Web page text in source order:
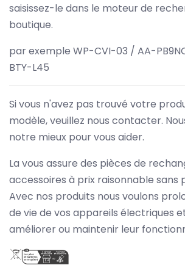
saisissez-le dans le moteur de
boutique.
par exemple WP-CVI-03 / AA-
BTY-L45
Si vous n'avez pas trouvé votre
modèle, veuillez nous contacter.
notre mieux pour vous aider.
La vous assure des pièces de
accessoires à prix raisonnable sans
Avec nos produits nous voulons
de vie de vos appareils électriques
améliorer ou maintenir leur